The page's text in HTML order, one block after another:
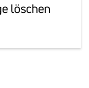
löschen